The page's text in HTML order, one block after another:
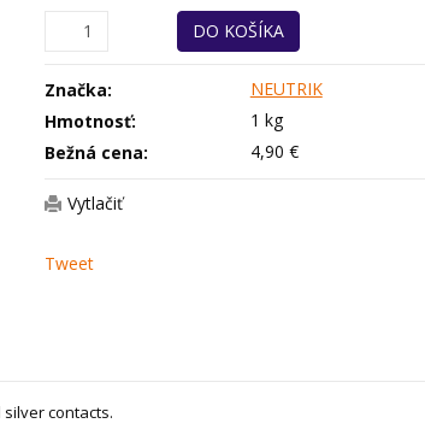
DO KOŠÍKA
Značka:
NEUTRIK
Hmotnosť:
1 kg
Bežná cena:
4,90 €
Vytlačiť
Tweet
contacts.